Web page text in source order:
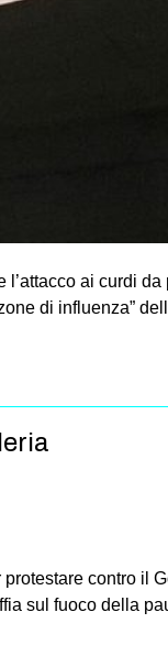
ai curdi
di influenza”
contro il
sul fuoco della